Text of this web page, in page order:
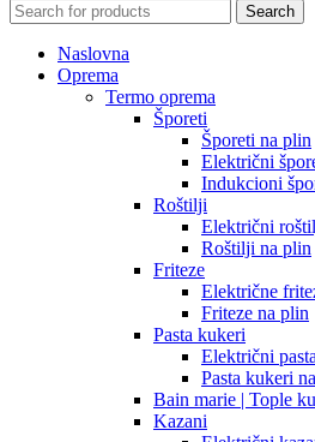
Search
Naslovna
Oprema
Termo oprema
Šporeti
Šporeti na plin
Električni
Indukcioni
Roštilji
Električni
Roštilji na plin
Friteze
Električne
Friteze na plin
Pasta kukeri
Električni
Pasta kukeri
Bain marie | Tople
Kazani